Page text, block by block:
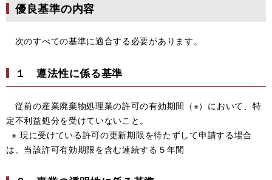
優良基準の内容
次のすべての基準に適合する必要があります。
１ 遵法性に係る基準
従前の産業廃棄物処理業の許可の有効期間（※）において、特
定不利益処分を受けていないこと。
※ 現に受けている許可の更新期限を待たずして申請する場合
は、当該許可有効期限を含む連続する５年間